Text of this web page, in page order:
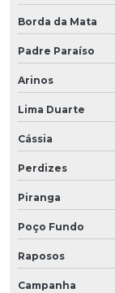
Borda da Mata
Padre Paraíso
Arinos
Lima Duarte
Cássia
Perdizes
Piranga
Poço Fundo
Raposos
Campanha